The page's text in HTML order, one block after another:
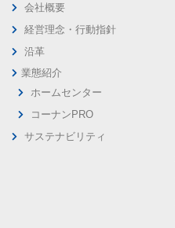
会社概要
経営理念・行動指針
沿革
業態紹介
ホームセンター
コーナンPRO
サステナビリティ